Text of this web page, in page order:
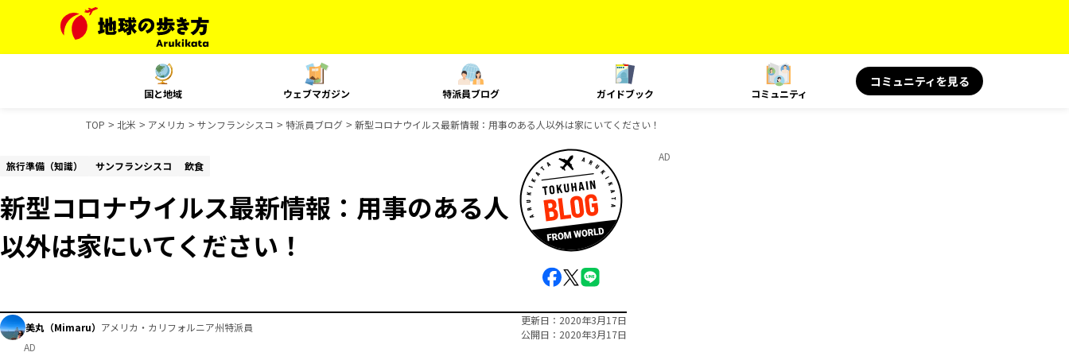
国と地域 ウェブマガジン 特派員ブログ ガイドブック コミュニティ
コミュニティを見る
TOP 北米 アメリカ サンフランシスコ 特派員ブログ 新型コロナウイルス最新情報：用事のある人以外は家にいてください！
旅行準備（知識） サンフランシスコ 飲食
新型コロナウイルス最新情報：用事のある人
以外は家にいてください！
美丸（Mimaru） アメリカ・カリフォルニア州特派員
更新日
2020年3月17日
公開日
2020年3月17日
AD
AD